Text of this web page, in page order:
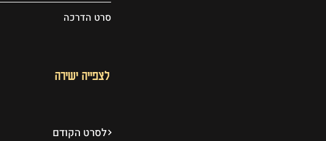
סרט הדרכה
לצפייה ישירה
לסרט הקודם